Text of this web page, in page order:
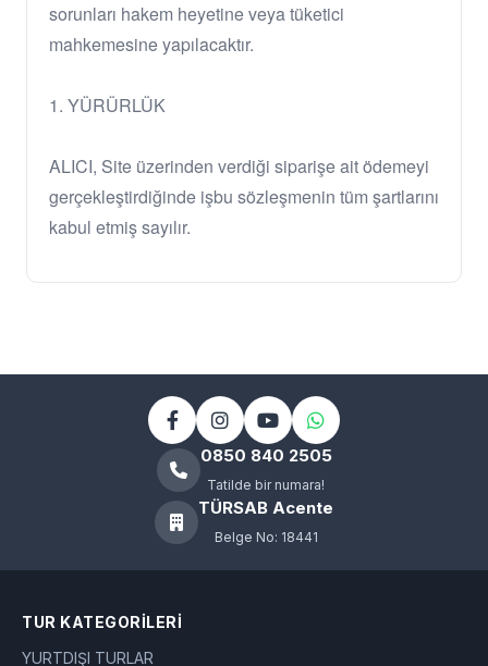
sorunları hakem heyetine veya tüketici
mahkemesine yapılacaktır.
1. YÜRÜRLÜK
ALICI, Site üzerinden verdiği siparişe ait ödemeyi
gerçekleştirdiğinde işbu sözleşmenin tüm şartlarını
kabul etmiş sayılır.
0850 840 2505
Tatilde bir numara!
TÜRSAB Acente
Belge No: 18441
TUR KATEGORILERI
YURTDIŞI TURLAR